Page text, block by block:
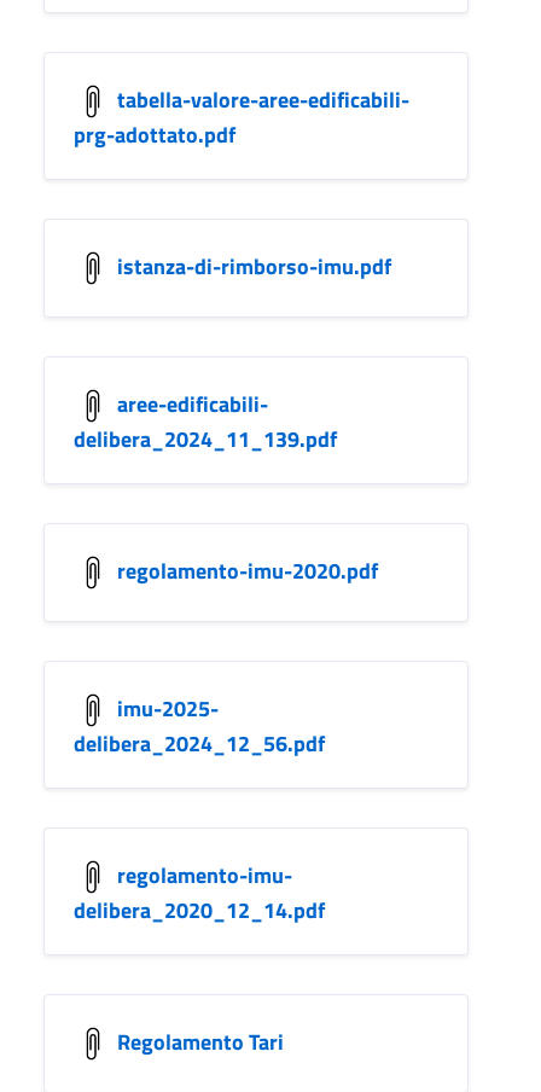
tabella-valore-aree-edificabili-
prg-adottato.pdf
istanza-di-rimborso-imu.pdf
aree-edificabili-
delibera_2024_11_139.pdf
regolamento-imu-2020.pdf
imu-2025-
delibera_2024_12_56.pdf
regolamento-imu-
delibera_2020_12_14.pdf
Regolamento Tari